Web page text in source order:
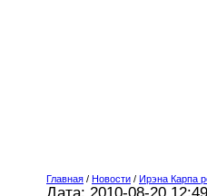
Главная / Новости / Ирэна Карпа